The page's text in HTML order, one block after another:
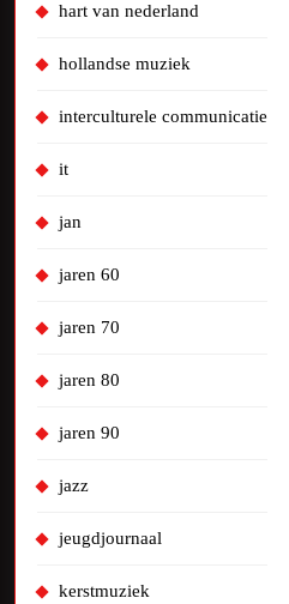
hart van nederland
hollandse muziek
interculturele communicatie
it
jan
jaren 60
jaren 70
jaren 80
jaren 90
jazz
jeugdjournaal
kerstmuziek